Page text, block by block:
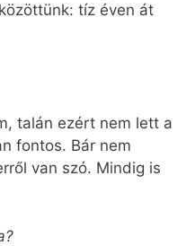
tíz éven át
talán ezért nem lett a
fontos. Bár nem
van szó. Mindig is